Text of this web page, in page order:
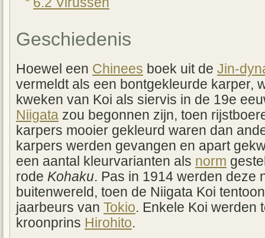
Geschiedenis
Hoewel een Chinees boek uit de Jin-
vermeldt als een bontgekleurde karper,
kweken van Koi als siervis in de 19e
Niigata zou begonnen zijn, toen
karpers mooier gekleurd waren dan
karpers werden gevangen en apart
een aantal kleurvarianten als norm
rode Kohaku. Pas in 1914 werden deze
buitenwereld, toen de Niigata Koi
jaarbeurs van Tokio. Enkele Koi werden
kroonprins Hirohito.